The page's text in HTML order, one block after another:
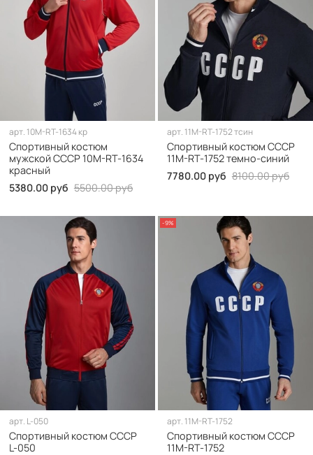
арт. 10M-RT-1634 кр
Спортивный костюм
мужской СССР 10M-RT-1634
красный
5380.00 руб 5500.00 руб
арт. 11M-RT-1752 тсин
Спортивный костюм СССР
11M-RT-1752 темно-синий
7780.00 руб 8100.00 руб
арт. L-050
Спортивный костюм СССР
L-050
-9%
арт. 11M-RT-1752
Спортивный костюм СССР
11M-RT-1752